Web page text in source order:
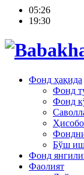
05:26
19:30
Фонд ҳақида
Фонд
Фонд
Бўш иш
Фонд
Фаолият